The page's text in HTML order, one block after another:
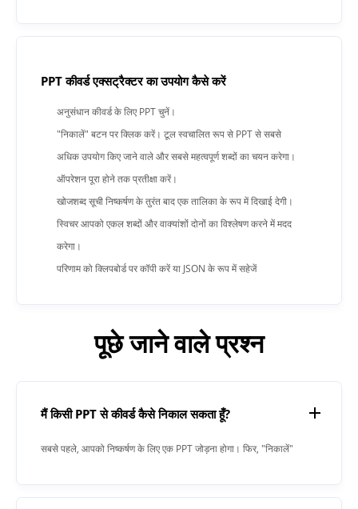
PPT कीवर्ड एक्सट्रैक्टर का उपयोग कैसे करें
अनुसंधान कीवर्ड के लिए PPT चुनें।
"निकालें" बटन पर क्लिक करें। टूल स्वचालित रूप से PPT से सबसे
अधिक उपयोग किए जाने वाले और सबसे महत्वपूर्ण शब्दों का चयन करेगा।
ऑपरेशन पूरा होने तक प्रतीक्षा करें।
खोजशब्द सूची निष्कर्षण के तुरंत बाद एक तालिका के रूप में दिखाई देगी।
स्विचर आपको एकल शब्दों और वाक्यांशों दोनों का विश्लेषण करने में मदद
करेगा।
परिणाम को क्लिपबोर्ड पर कॉपी करें या JSON के रूप में सहेजें
पूछे जाने वाले प्रश्न
मैं किसी PPT से कीवर्ड कैसे निकाल सकता हूँ?
सबसे पहले, आपको निष्कर्षण के लिए एक PPT जोड़ना होगा। फिर, "निकालें"